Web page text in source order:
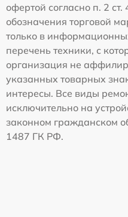
офертой согласно п. 2
обозначения торговой
только в
перечень техники, с
организация не
указанных товарных
интересы. Все виды
исключительно на
законном гражданском
1487 ГК РФ.